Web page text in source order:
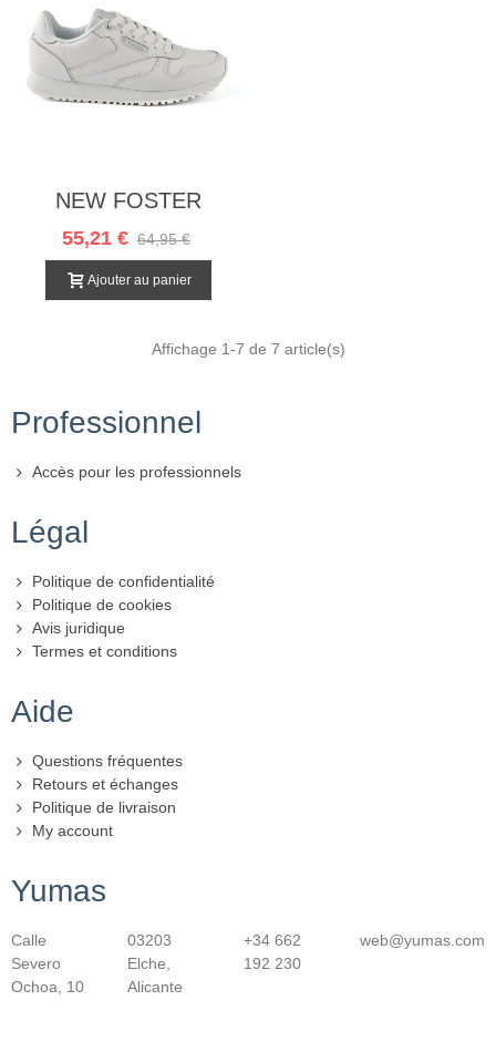
NEW FOSTER
BLANCO
55,21 € 64,95 €
Ajouter au panier
Affichage 1-7 de 7 article(s)
Yumas
Calle
Severo
Ochoa, 10
03203
Elche,
Alicante
+34 662
192 230
web@yumas.com
Aide
Questions fréquentes
Retours et échanges
Politique de livraison
My account
Légal
Politique de confidentialité
Politique de cookies
Avis juridique
Termes et conditions
Professionnel
Accès pour les professionnels